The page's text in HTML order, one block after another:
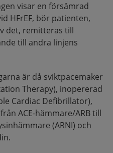
visar en försämrad
HFrEF, bör patienten,
det, remitteras till
till andra linjens
är då sviktpacemaker
Therapy), inopererad
Cardiac Defibrillator),
ACE-hämmare/ARB till
(ARNI) och